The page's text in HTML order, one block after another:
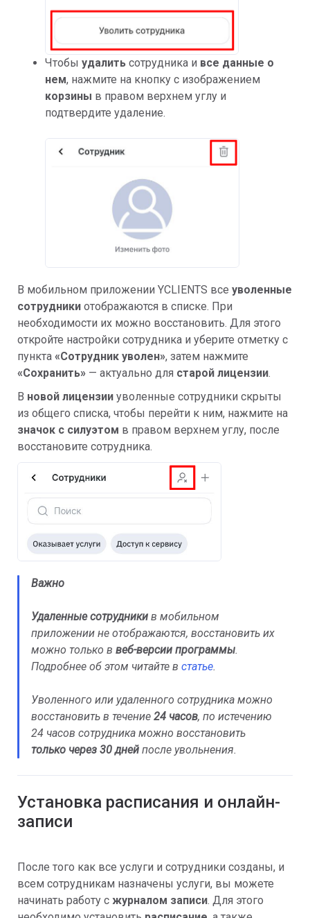
Чтобы удалить сотрудника и все данные о
нем, нажмите на кнопку с изображением
корзины в правом верхнем углу и
подтвердите удаление.
В мобильном приложении YCLIENTS все уволенные
сотрудники отображаются в списке. При
необходимости их можно восстановить. Для этого
откройте настройки сотрудника и уберите отметку с
пункта «Сотрудник уволен», затем нажмите
«Сохранить» — актуально для старой лицензии.
В новой лицензии уволенные сотрудники скрыты
из общего списка, чтобы перейти к ним, нажмите на
значок с силуэтом в правом верхнем углу, после
восстановите сотрудника.
Важно
Удаленные сотрудники в мобильном
приложении не отображаются, восстановить их
можно только в веб-версии программы.
Подробнее об этом читайте в статье.
Уволенного или удаленного сотрудника можно
восстановить в течение 24 часов, по истечению
24 часов сотрудника можно восстановить
только через 30 дней после увольнения.
Установка расписания и онлайн-
записи
После того как все услуги и сотрудники созданы, и
всем сотрудникам назначены услуги, вы можете
начинать работу с журналом записи. Для этого